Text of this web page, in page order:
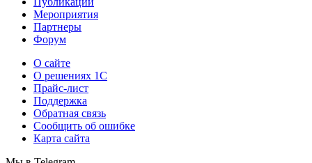
Мероприятия
Партнеры
Форум
О сайте
О решениях 1С
Прайс-лист
Поддержка
Обратная связь
Сообщить об ошибке
Карта сайта